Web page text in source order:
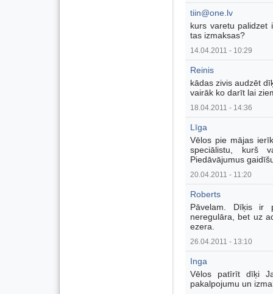
tiin@one.lv
kurs varetu palidzet
tas izmaksas?
14.04.2011 - 10:29
Reinis
kādas zivis audzēt
vairāk ko darīt lai
18.04.2011 - 14:36
Līga
Vēlos pie mājas
speciālistu, kurš
Piedāvājumus
20.04.2011 - 11:20
Roberts
Pāvelam. Dīķis ir
neregulāra, bet uz
ezera.
26.04.2011 - 13:10
Inga
Vēlos patīrīt dīķi
pakalpojumu un